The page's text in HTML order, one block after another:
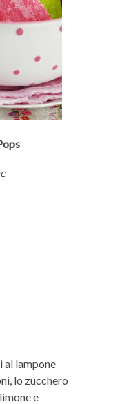
al lampone
lo zucchero
e